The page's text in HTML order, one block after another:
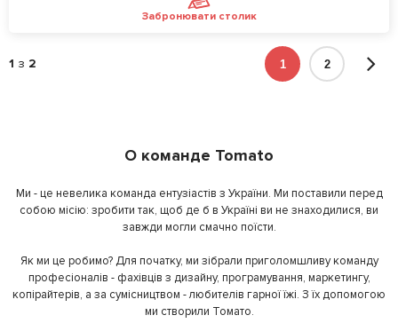
Забронювати столик
1 з 2 1 2
О команде Tomato
Ми - це невелика команда ентузіастів з України. Ми поставили перед
собою місію: зробити так, щоб де б в Україні ви не знаходилися, ви
завжди могли смачно поїсти.
Як ми це робимо? Для початку, ми зібрали приголомшливу команду
професіоналів - фахівців з дизайну, програмування, маркетингу,
копірайтерів, а за сумісництвом - любителів гарної їжі. З їх допомогою
ми створили Томато.